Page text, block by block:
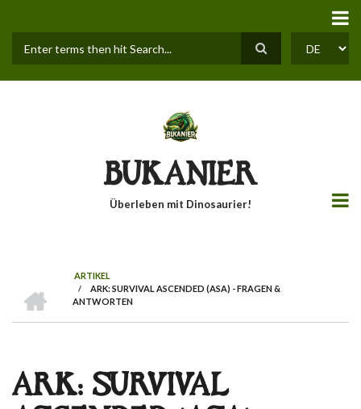
Inhalt
SELECT
YOUR
BUKANIER
Überleben mit Dinosaurier!
PFADNAVIGATION
ARTIKEL
/
ARK: SURVIVAL ASCENDED (ASA) - FRAGEN &
ANTWORTEN
ARK: SURVIVAL